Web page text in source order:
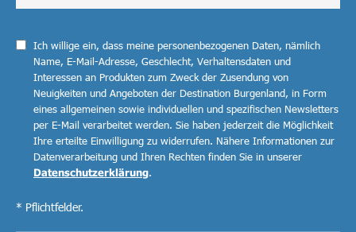
Ich willige ein, dass meine personenbezogenen Daten, nämlich
Name, E-Mail-Adresse, Geschlecht, Verhaltensdaten und
Interessen an Produkten zum Zweck der Zusendung von
Neuigkeiten und Angeboten der Destination Burgenland, in Form
eines allgemeinen sowie individuellen und spezifischen Newsletters
per E-Mail verarbeitet werden. Sie haben jederzeit die Möglichkeit
Ihre erteilte Einwilligung zu widerrufen. Nähere Informationen zur
Datenverarbeitung und Ihren Rechten finden Sie in unserer
Datenschutzerklärung.
* Pflichtfelder.